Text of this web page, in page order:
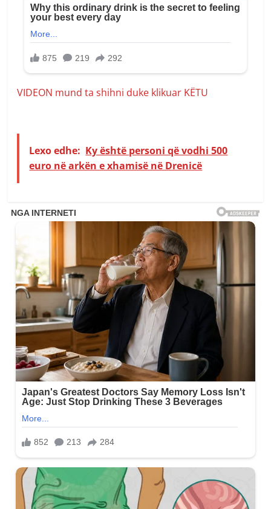
VIDEON mund ta shihni duke klikuar KËTU
Lexo edhe: Ky është personi që vodhi 500
euro në arkën e xhamisë në Drenicë